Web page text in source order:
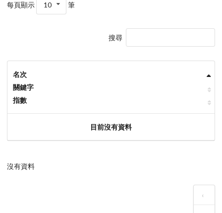
每頁顯示 10 筆
搜尋
名次
關鍵字
指數
目前沒有資料
沒有資料
‹